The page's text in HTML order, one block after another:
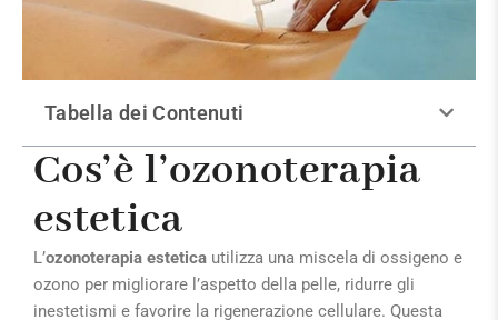
Tabella dei Contenuti
Cos’è l’ozonoterapia
estetica
L’ozonoterapia estetica utilizza una miscela di ossigeno e
ozono per migliorare l’aspetto della pelle, ridurre gli
inestetismi e favorire la rigenerazione cellulare. Questa